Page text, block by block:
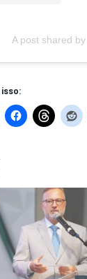
A post shared